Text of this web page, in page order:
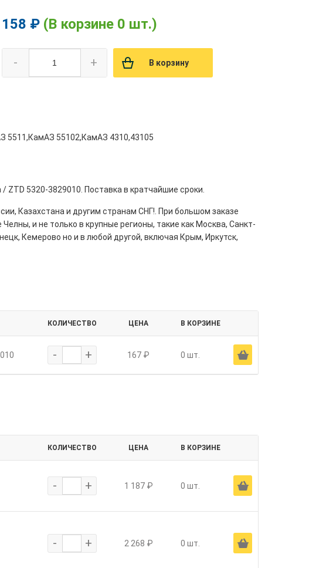
158 ₽ (В корзине 0 шт.)
- + В корзину
5511,КамАЗ 55102,КамАЗ 4310,43105
5320-3829010. Поставка в кратчайшие сроки.
Казахстана и другим странам СНГ!. При большом заказе
и не только в крупные регионы, такие как Москва, Санкт-
Кемерово но и в любой другой, включая Крым, Иркутск,
КОЛИЧЕСТВО ЦЕНА В КОРЗИНЕ
- + 167 ₽ 0 шт. Ä
КОЛИЧЕСТВО ЦЕНА В КОРЗИНЕ
- + 1 187 ₽ 0 шт. Ä
- + 2 268 ₽ 0 шт. Ä